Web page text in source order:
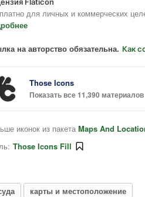
для личных и коммерческих
на авторство обязательна. Как
Those Icons
Показать все 11,390 материалов
иконок из пакета Maps And
Those Icons Fill
карты и местоположение